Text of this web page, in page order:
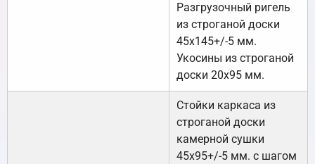
Разгрузочный ригель
из строганой доски
45х145+/-5 мм.
Укосины из строганой
доски 20х95 мм.
Стойки каркаса из
строганой доски
камерной сушки
45х95+/-5 мм. с шагом